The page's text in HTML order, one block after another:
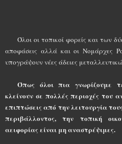
Όλοι οι τοπικοί φορείς και των
αποφάσεις αλλά και οι Νομάρχες
υπογράψουν νέες άδειες
Όπως όλοι πια γνωρίζουμε
κλείνουν σε πολλές περιοχές του
επιπτώσεις από την λειτουργία
περιβάλλοντος, την τοπική
αειφορίας είναι μη αναστρέψιμες.